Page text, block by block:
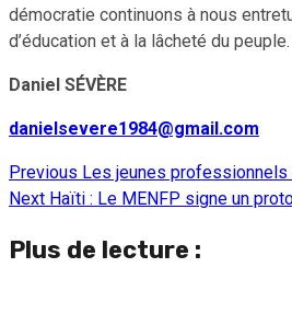
démocratie continuons à nous
d’éducation et à la lâcheté du
Daniel SÉVÈRE
danielsevere1984@gmail.com
Continue
Previous Les jeunes professionnels
Next Haïti : Le MENFP signe un
Plus de lecture :